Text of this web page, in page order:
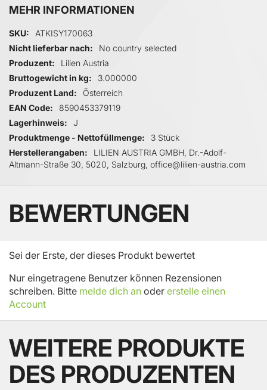
MEHR INFORMATIONEN
Mehr Informationen
SKU
ATKISY170063
Nicht lieferbar nach
No country selected
Produzent
Lilien Austria
Bruttogewicht in kg
3.000000
Produzent Land
Österreich
EAN Code
8590453379119
Lagerhinweis
J
Produktmenge - Nettofüllmenge
3 Stück
Herstellerangaben
LILIEN AUSTRIA GMBH, Dr.-Adolf-
Altmann-Straße 30, 5020, Salzburg, office@lilien-austria.com
BEWERTUNGEN
Sei der Erste, der dieses Produkt bewertet
Nur eingetragene Benutzer können Rezensionen
schreiben. Bitte melde dich an oder erstelle einen
Account
WEITERE PRODUKTE
DES PRODUZENTEN